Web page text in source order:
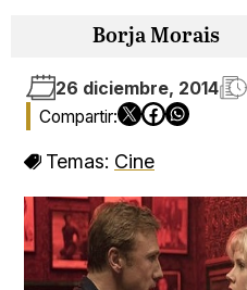
Borja Morais
26 diciembre, 2014
Temas: Cine